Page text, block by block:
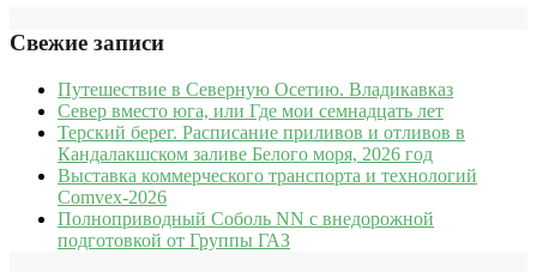
Свежие записи
Путешествие в Северную Осетию. Владикавказ
Север вместо юга, или Где мои семнадцать лет
Терский берег. Расписание приливов и отливов в
Кандалакшском заливе Белого моря, 2026 год
Выставка коммерческого транспорта и технологий
Comvex-2026
Полноприводный Соболь NN с внедорожной
подготовкой от Группы ГАЗ